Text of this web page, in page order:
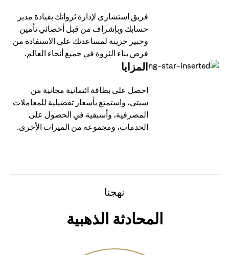
فريق استشاري لإدارة ثرواتك بقيادة مدير
حسابك وبإشراف من قبل أخصائي تأمين
وخبير خزينة لمساعدتك على الاستفادة من
فرص بناء الثروة في جميع أنحاء العالم.
المزايا
احصل على بطاقة ائتمانية مجانية من
سيتي، واستمتع بأسعار تفضيلية للمعاملات
المصرفية، وأسبقية في الحصول على
الخدمات، ومجموعة من الميزات الأخرى.
نهجنا
المحادثة الذهبية